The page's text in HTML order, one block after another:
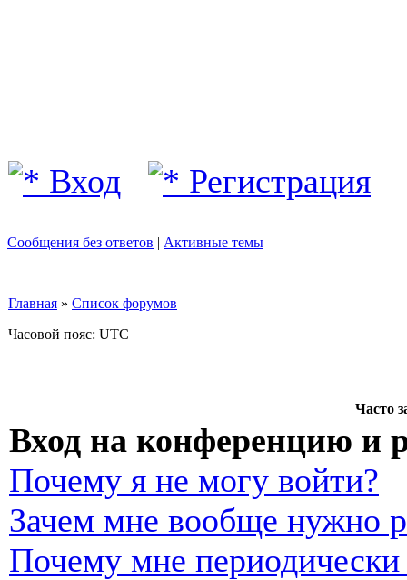
Вход Регистрация
Сообщения без ответов | Активные темы
Главная » Список форумов
Часовой пояс: UTC
Часто
Вход на конференцию и
Почему я не могу войти?
Зачем мне вообще нужно
Почему мне периодически